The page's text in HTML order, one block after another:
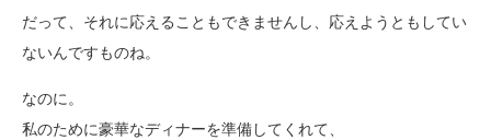
だって、それに応えることもできませんし、応えようともしてい
ないんですものね。
なのに。
私のために豪華なディナーを準備してくれて、